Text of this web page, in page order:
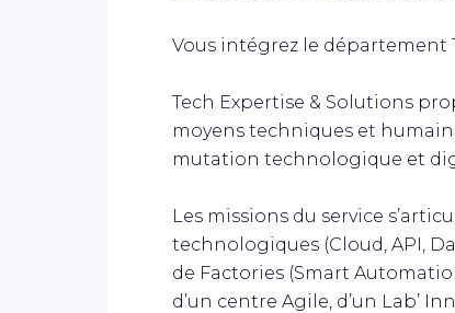
Vous intégrez le département
Tech Expertise & Solutions
moyens techniques et
mutation technologique et
Les missions du service
technologiques (Cloud, API,
de Factories (Smart
d’un centre Agile, d’un Lab’